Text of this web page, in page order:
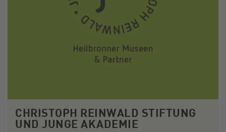
CHRISTOPH REINWALD STIFTUNG
UND JUNGE AKADEMIE